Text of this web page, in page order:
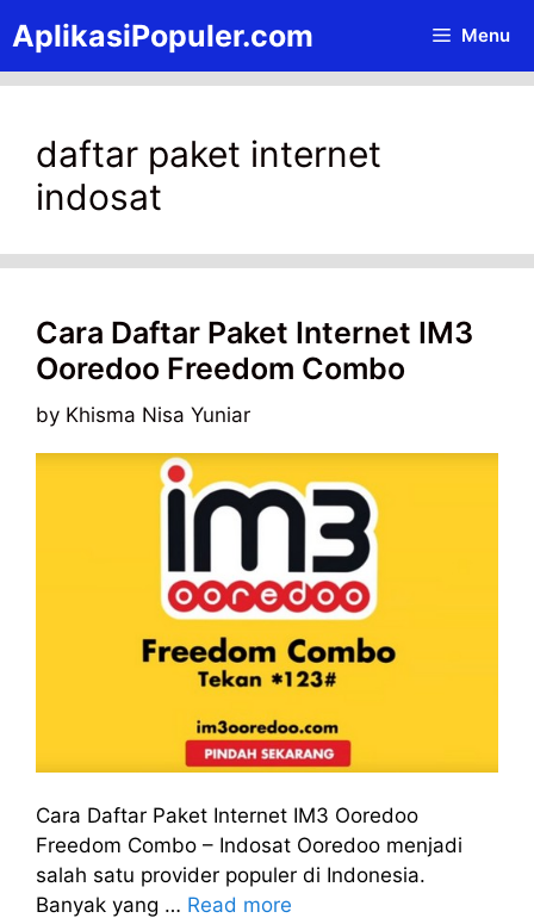
to
content
AplikasiPopuler.com Menu
daftar paket internet
indosat
Cara Daftar Paket Internet IM3
Ooredoo Freedom Combo
by Khisma Nisa Yuniar
Cara Daftar Paket Internet IM3 Ooredoo
Freedom Combo – Indosat Ooredoo menjadi
salah satu provider populer di Indonesia.
Banyak yang … Read more